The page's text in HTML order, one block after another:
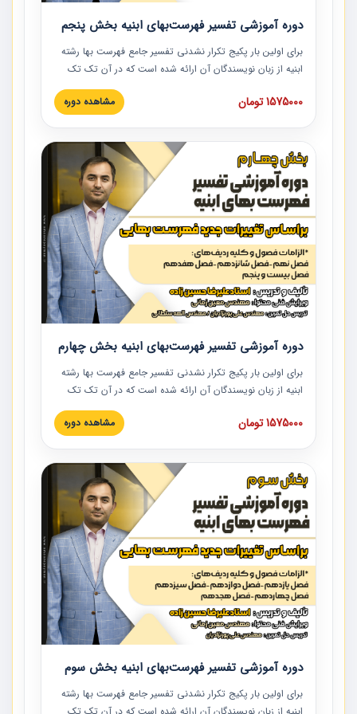
دوره آموزشی تفسیر فهرست‌بهای ابنیه بخش پنجم
برای اولین بار پکیج تکرار نشدنی تفسیر جامع فهرست بها رشته
ابنیه از زبان نویسندگان آن ارائه شده است که در آن تک تک
ردیف ها و مطالب فهرست بها تفسیر و ارائه شده است. این
دوره به صورت کامل تصویری بوده و به همراه تصاویر عملیات
دوره با کلام مهندس علیرضاحسین‌زاده مدیر پروژه مهندسی
مشاور در امر بازنگری فهرست بها رشته ابنیه ارائه شده و به تمام
همکارانی که در حوزه صنعت ساخت در حال فعالیت هستند حتما
توصیه می کنیم از مطالب این دوره استفاده نمایند.
1575000 تومان مشاهده دوره
دوره آموزشی تفسیر فهرست‌بهای ابنیه بخش چهارم
برای اولین بار پکیج تکرار نشدنی تفسیر جامع فهرست بها رشته
ابنیه از زبان نویسندگان آن ارائه شده است که در آن تک تک
ردیف ها و مطالب فهرست بها تفسیر و ارائه شده است. این
دوره به صورت کامل تصویری بوده و به همراه تصاویر عملیات
دوره با کلام مهندس علیرضاحسین‌زاده مدیر پروژه مهندسی
مشاور در امر بازنگری فهرست بها رشته ابنیه ارائه شده و به تمام
همکارانی که در حوزه صنعت ساخت در حال فعالیت هستند حتما
توصیه می کنیم از مطالب این دوره استفاده نمایند.
1575000 تومان مشاهده دوره
دوره آموزشی تفسیر فهرست‌بهای ابنیه بخش سوم
برای اولین بار پکیج تکرار نشدنی تفسیر جامع فهرست بها رشته